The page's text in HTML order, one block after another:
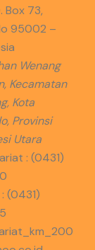
Box 73,
95002 –
Wenang
Kecamatan
Kota
Provinsi
Utara
: (0431)
(0431)